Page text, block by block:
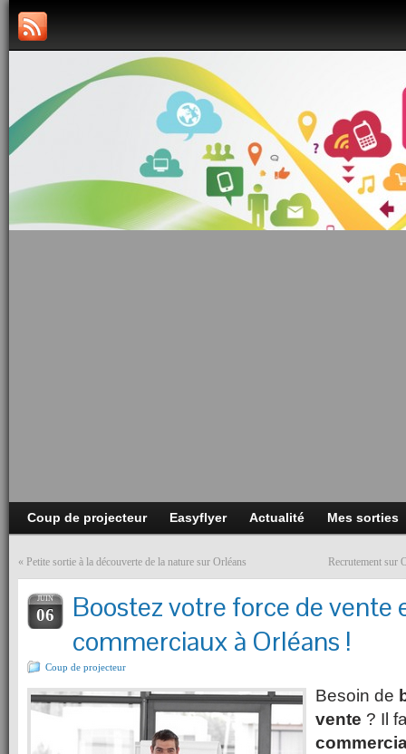
Coup de projecteur Easyflyer Actualité Mes sorties
« Petite sortie à la découverte de la nature sur Orléans Recrutement sur
JUIN
06
Boostez votre force de vente
commerciaux à Orléans !
Coup de projecteur
Besoin de
vente ? Il